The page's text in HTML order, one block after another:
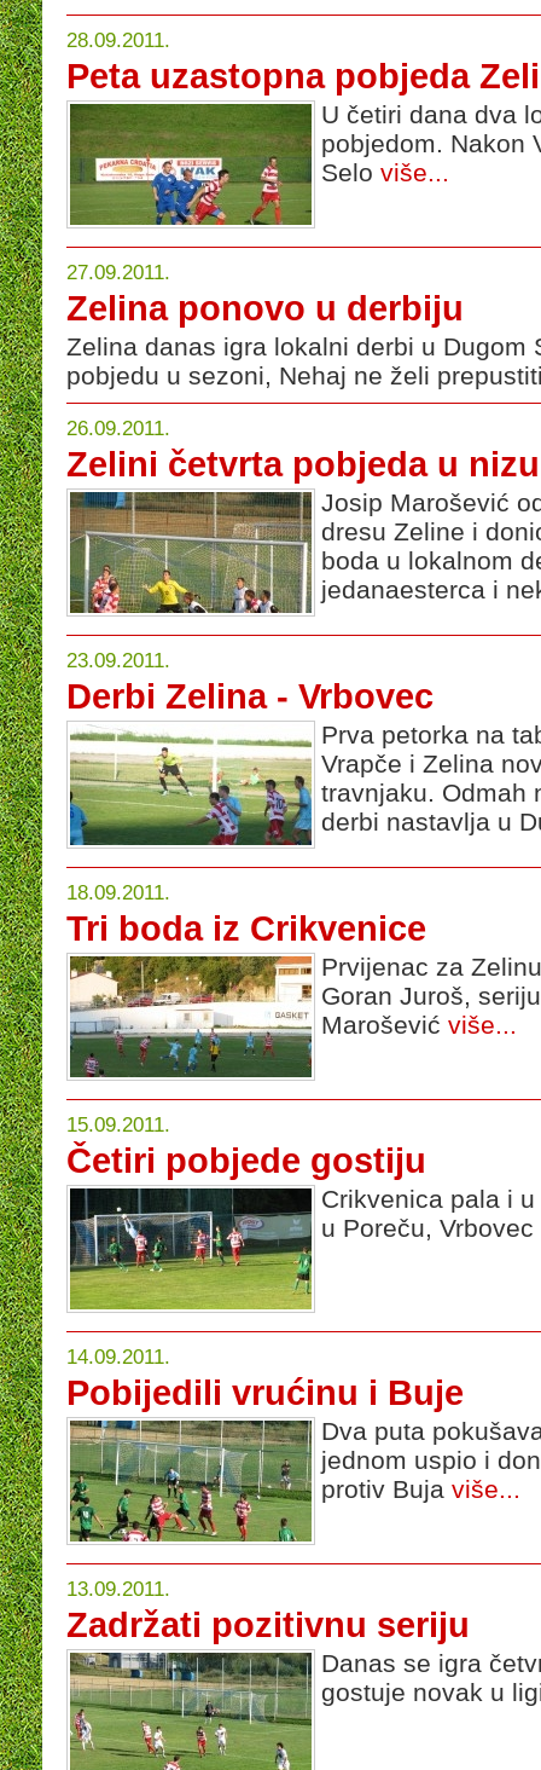
28.09.2011.
Peta uzastopna pobjeda
U četiri dana dva
pobjedom. Nakon
Selo više...
27.09.2011.
Zelina ponovo u derbiju
Zelina danas igra lokalni derbi u Dugom
pobjedu u sezoni, Nehaj ne želi
26.09.2011.
Zelini četvrta pobjeda u nizu
Josip Marošević
dresu Zeline i
boda u lokalnom
jedanaesterca i
23.09.2011.
Derbi Zelina - Vrbovec
Prva petorka na
Vrapče i Zelina
travnjaku. Odmah
derbi nastavlja u
18.09.2011.
Tri boda iz Crikvenice
Prvijenac za
Goran Juroš,
Marošević više...
15.09.2011.
Četiri pobjede gostiju
Crikvenica pala i
u Poreču,
14.09.2011.
Pobijedili vrućinu i Buje
Dva puta
jednom uspio i
protiv Buja više...
13.09.2011.
Zadržati pozitivnu seriju
Danas se igra
gostuje novak u